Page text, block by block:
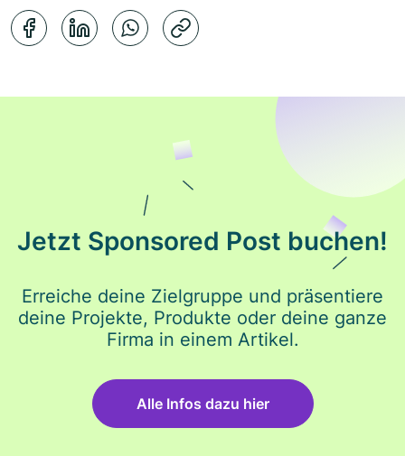
Jetzt Sponsored Post buchen!
Erreiche deine Zielgruppe und präsentiere
deine Projekte, Produkte oder deine ganze
Firma in einem Artikel.
Alle Infos dazu hier